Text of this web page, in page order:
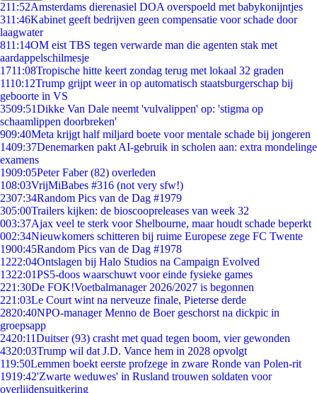
211:52Amsterdams dierenasiel DOA overspoeld met babykonijntjes
311:46Kabinet geeft bedrijven geen compensatie voor schade door
laagwater
811:14OM eist TBS tegen verwarde man die agenten stak met
aardappelschilmesje
1711:08Tropische hitte keert zondag terug met lokaal 32 graden
1110:12Trump grijpt weer in op automatisch staatsburgerschap bij
geboorte in VS
3509:51Dikke Van Dale neemt 'vulvalippen' op: 'stigma op
schaamlippen doorbreken'
909:40Meta krijgt half miljard boete voor mentale schade bij jongeren
1409:37Denemarken pakt AI-gebruik in scholen aan: extra mondelinge
examens
1909:05Peter Faber (82) overleden
108:03VrijMiBabes #316 (not very sfw!)
2307:34Random Pics van de Dag #1979
305:00Trailers kijken: de bioscoopreleases van week 32
003:37Ajax veel te sterk voor Shelbourne, maar houdt schade beperkt
002:34Nieuwkomers schitteren bij ruime Europese zege FC Twente
1900:45Random Pics van de Dag #1978
1222:04Ontslagen bij Halo Studios na Campaign Evolved
1322:01PS5-doos waarschuwt voor einde fysieke games
221:30De FOK!Voetbalmanager 2026/2027 is begonnen
221:03Le Court wint na nerveuze finale, Pieterse derde
2820:40NPO-manager Menno de Boer geschorst na dickpic in
groepsapp
2420:11Duitser (93) crasht met quad tegen boom, vier gewonden
4320:03Trump wil dat J.D. Vance hem in 2028 opvolgt
119:50Lemmen boekt eerste profzege in zware Ronde van Polen-rit
1919:42'Zwarte weduwes' in Rusland trouwen soldaten voor
overlijdensuitkering